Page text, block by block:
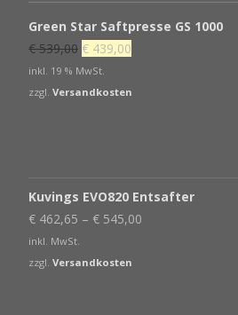
Green Star Saftpresse GS 1000
€539,00 Ursprünglicher
Preis
war:
€ 439,00
ist:
inkl. 19 % MwSt.
zzgl. Versandkosten
Kuvings EVO820 Entsafter
€ 462,65 – € 545,00
inkl. MwSt.
zzgl. Versandkosten